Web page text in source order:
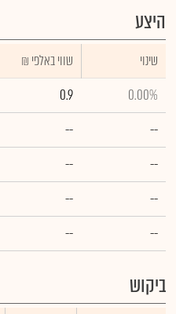
היצע
שינוי ₪ שווי באלפי
0.00%
0.9
--
--
--
--
--
--
--
--
ביקוש